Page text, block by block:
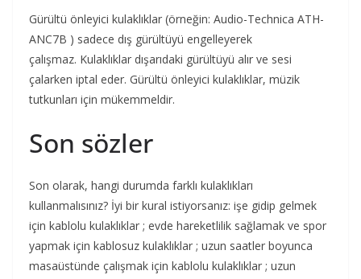
Gürültü önleyici kulaklıklar (örneğin: Audio-Technica ATH-
ANC7B ) sadece dış gürültüyü engelleyerek
çalışmaz. Kulaklıklar dışarıdaki gürültüyü alır ve sesi
çalarken iptal eder. Gürültü önleyici kulaklıklar, müzik
tutkunları için mükemmeldir.
Son sözler
Son olarak, hangi durumda farklı kulaklıkları
kullanmalısınız? İyi bir kural istiyorsanız: işe gidip gelmek
için kablolu kulaklıklar ; evde hareketlilik sağlamak ve spor
yapmak için kablosuz kulaklıklar ; uzun saatler boyunca
masaüstünde çalışmak için kablolu kulaklıklar ; uzun